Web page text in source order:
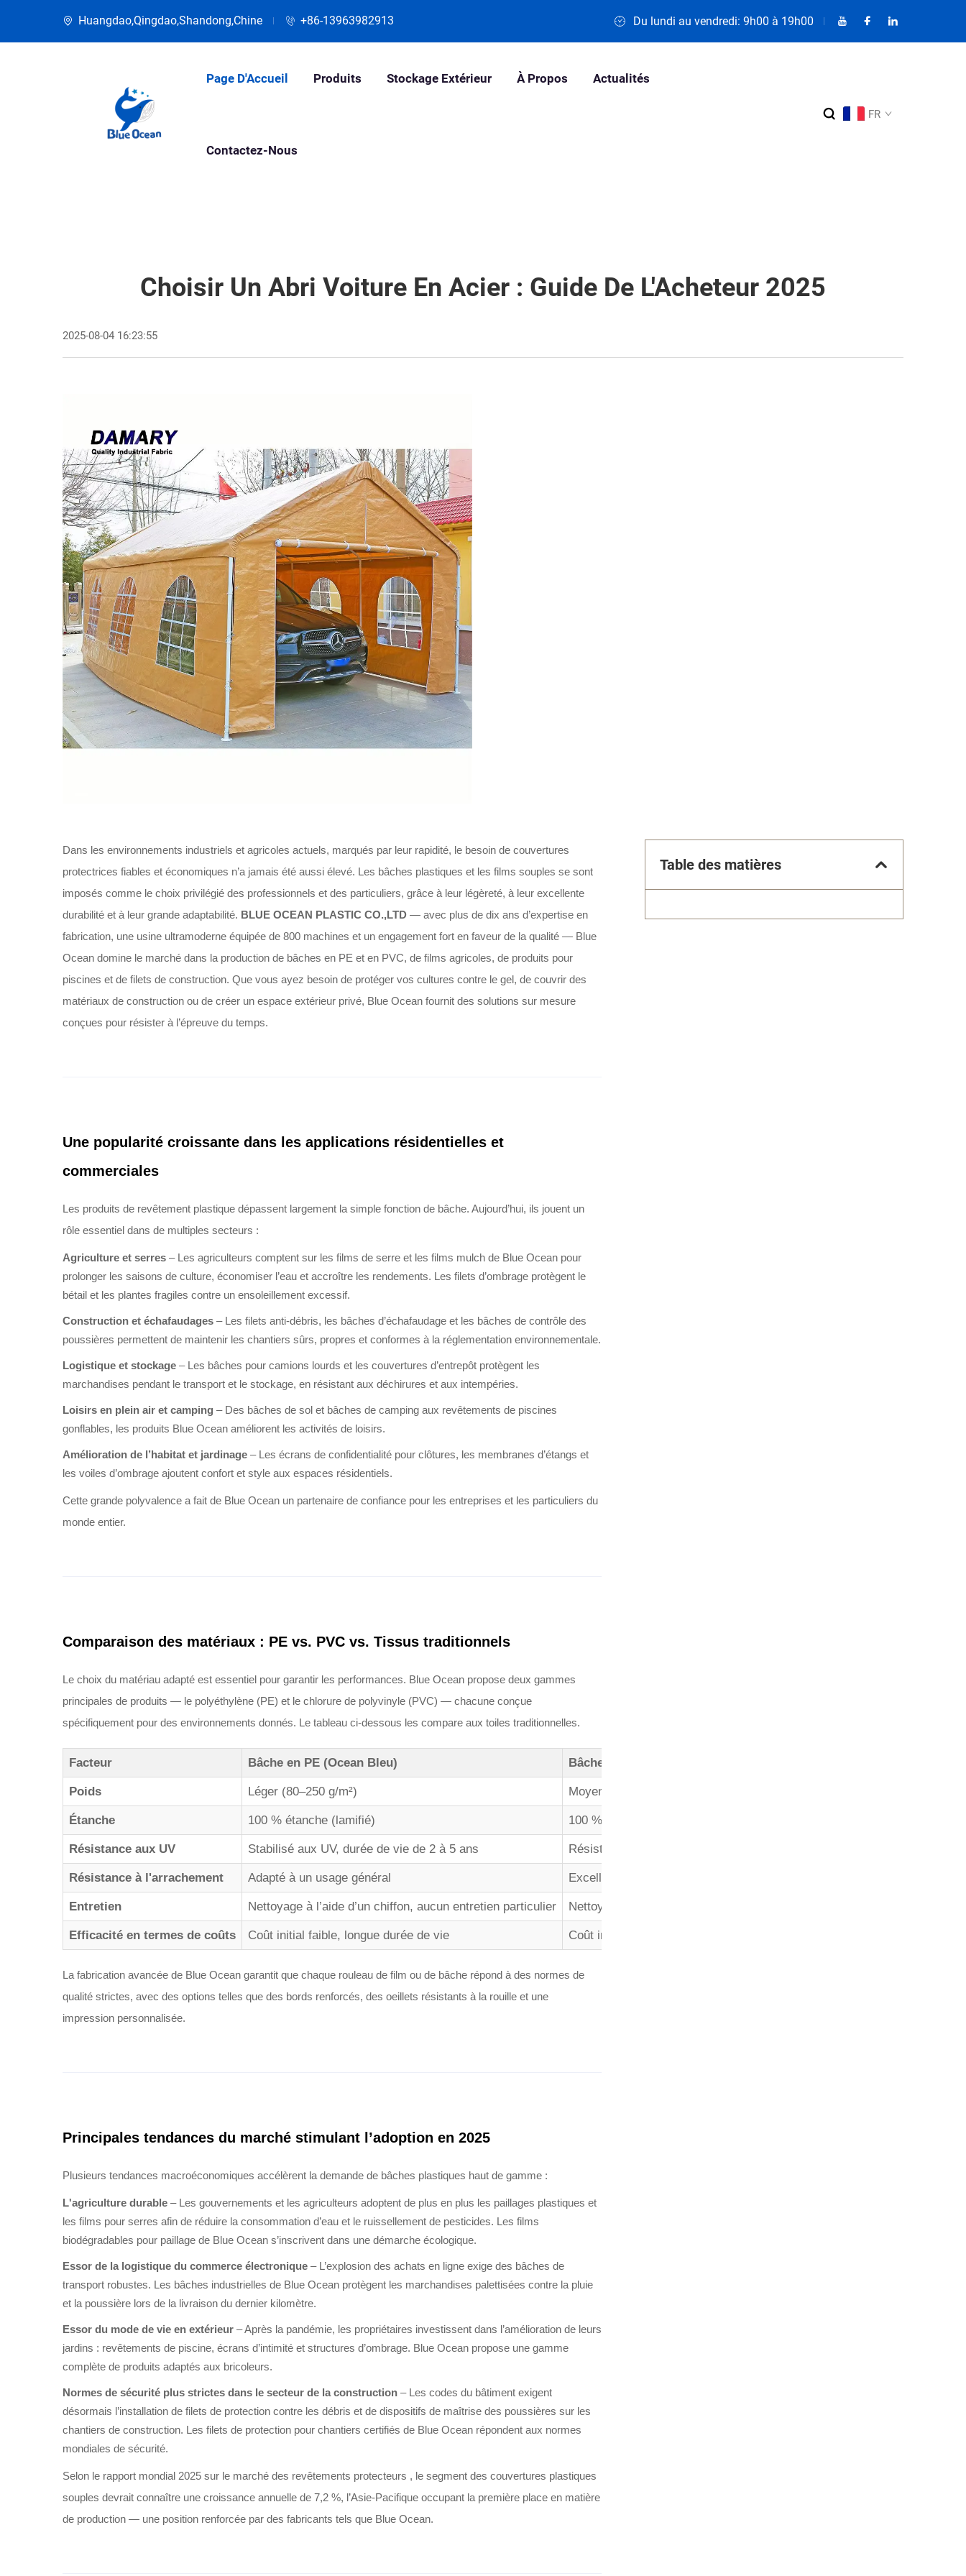
Huangdao,Qingdao,Shandong,Chine +86-13963982913 Du lundi au vendredi: 9h00 à 19h00
Page D'Accueil Produits Stockage Extérieur À Propos Actualités
Contactez-Nous
FR
Choisir Un Abri Voiture En Acier : Guide De L'Acheteur 2025
2025-08-04 16:23:55
Dans les environnements industriels et agricoles actuels, marqués par leur rapidité, le besoin de couvertures
protectrices fiables et économiques n’a jamais été aussi élevé. Les bâches plastiques et les films souples se sont
imposés comme le choix privilégié des professionnels et des particuliers, grâce à leur légèreté, à leur excellente
durabilité et à leur grande adaptabilité. BLUE OCEAN PLASTIC CO.,LTD — avec plus de dix ans d’expertise en
fabrication, une usine ultramoderne équipée de 800 machines et un engagement fort en faveur de la qualité — Blue
Ocean domine le marché dans la production de bâches en PE et en PVC, de films agricoles, de produits pour
piscines et de filets de construction. Que vous ayez besoin de protéger vos cultures contre le gel, de couvrir des
matériaux de construction ou de créer un espace extérieur privé, Blue Ocean fournit des solutions sur mesure
conçues pour résister à l’épreuve du temps.
Une popularité croissante dans les applications résidentielles et
commerciales
Les produits de revêtement plastique dépassent largement la simple fonction de bâche. Aujourd’hui, ils jouent un
rôle essentiel dans de multiples secteurs :
Agriculture et serres – Les agriculteurs comptent sur les films de serre et les films mulch de Blue Ocean pour
prolonger les saisons de culture, économiser l’eau et accroître les rendements. Les filets d’ombrage protègent le
bétail et les plantes fragiles contre un ensoleillement excessif.
Construction et échafaudages – Les filets anti-débris, les bâches d’échafaudage et les bâches de contrôle des
poussières permettent de maintenir les chantiers sûrs, propres et conformes à la réglementation environnementale.
Logistique et stockage – Les bâches pour camions lourds et les couvertures d’entrepôt protègent les
marchandises pendant le transport et le stockage, en résistant aux déchirures et aux intempéries.
Loisirs en plein air et camping – Des bâches de sol et bâches de camping aux revêtements de piscines
gonflables, les produits Blue Ocean améliorent les activités de loisirs.
Amélioration de l’habitat et jardinage – Les écrans de confidentialité pour clôtures, les membranes d’étangs et
les voiles d’ombrage ajoutent confort et style aux espaces résidentiels.
Cette grande polyvalence a fait de Blue Ocean un partenaire de confiance pour les entreprises et les particuliers du
monde entier.
Comparaison des matériaux : PE vs. PVC vs. Tissus traditionnels
Le choix du matériau adapté est essentiel pour garantir les performances. Blue Ocean propose deux gammes
principales de produits — le polyéthylène (PE) et le chlorure de polyvinyle (PVC) — chacune conçue
spécifiquement pour des environnements donnés. Le tableau ci-dessous les compare aux toiles traditionnelles.
Facteur Bâche en PE (Ocean Bleu) Bâche en PVC (Ocean Bleu)
Poids Léger (80–250 g/m²) Moyen à lourd (400–900 g/m²)
Étanche 100 % étanche (lamifié) 100 % étanche (enduit)
Résistance aux UV Stabilisé aux UV, durée de vie de 2 à 5 ans Résistance élevée aux UV, 5 à 10 ans
Résistance à l'arrachement Adapté à un usage général Excellente résistance pour les applications intensives
Entretien Nettoyage à l’aide d’un chiffon, aucun entretien particulier Nettoyage à l’aide d’un chiffon, résistant aux produits chimiques
Efficacité en termes de coûts Coût initial faible, longue durée de vie Coût initial plus élevé, extrêmement durable
La fabrication avancée de Blue Ocean garantit que chaque rouleau de film ou de bâche répond à des normes de
qualité strictes, avec des options telles que des bords renforcés, des oeillets résistants à la rouille et une
impression personnalisée.
Principales tendances du marché stimulant l’adoption en 2025
Plusieurs tendances macroéconomiques accélèrent la demande de bâches plastiques haut de gamme :
L'agriculture durable – Les gouvernements et les agriculteurs adoptent de plus en plus les paillages plastiques et
les films pour serres afin de réduire la consommation d’eau et le ruissellement de pesticides. Les films
biodégradables pour paillage de Blue Ocean s’inscrivent dans une démarche écologique.
Essor de la logistique du commerce électronique – L’explosion des achats en ligne exige des bâches de
transport robustes. Les bâches industrielles de Blue Ocean protègent les marchandises palettisées contre la pluie
et la poussière lors de la livraison du dernier kilomètre.
Essor du mode de vie en extérieur – Après la pandémie, les propriétaires investissent dans l’amélioration de leurs
jardins : revêtements de piscine, écrans d’intimité et structures d’ombrage. Blue Ocean propose une gamme
complète de produits adaptés aux bricoleurs.
Normes de sécurité plus strictes dans le secteur de la construction – Les codes du bâtiment exigent
désormais l’installation de filets de protection contre les débris et de dispositifs de maîtrise des poussières sur les
chantiers de construction. Les filets de protection pour chantiers certifiés de Blue Ocean répondent aux normes
mondiales de sécurité.
Selon le rapport mondial 2025 sur le marché des revêtements protecteurs , le segment des couvertures plastiques
souples devrait connaître une croissance annuelle de 7,2 %, l’Asie-Pacifique occupant la première place en matière
de production — une position renforcée par des fabricants tels que Blue Ocean.
Table des matières